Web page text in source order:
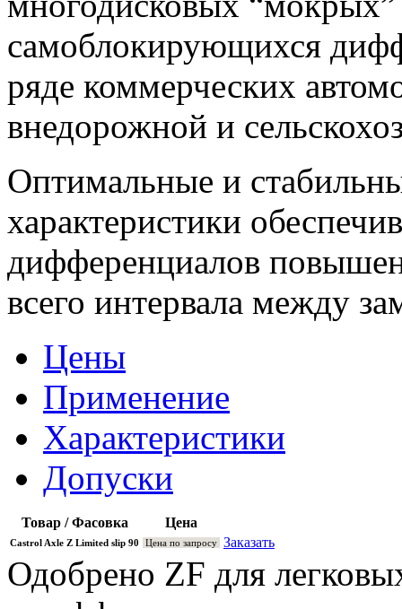
самоблокирующихся
ряде коммерческих
внедорожной и
Оптимальные и
характеристики
дифференциалов
всего интервала между
Цены
Применение
Характеристики
Допуски
Товар / Фасовка Цена
Castrol Axle Z Limited slip 90 Цена по запросу Заказать
Одобрено ZF для